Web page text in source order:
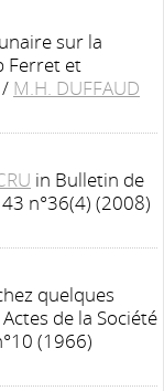
sur la
Ferret et
/ M.H. DUFFAUD
in Bulletin de
n°36(4) (2008)
quelques
de la Société
(1966)